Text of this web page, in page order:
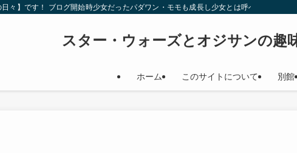
々】です！ ブログ開始時少女だったパダワン・モモも成長し少女とは呼べない年齢
スター・ウォーズとオジサンの趣
ホーム このサイトについて 別館